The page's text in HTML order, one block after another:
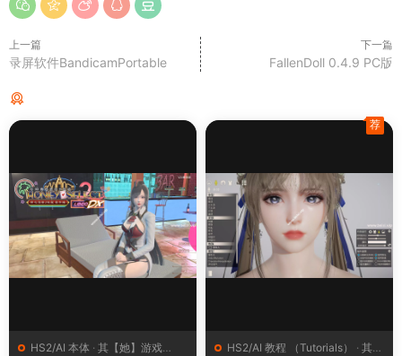
上一篇
录屏软件BandicamPortable
下一篇
FallenDoll 0.4.9 PC版
HS2/AI 本体 · 其【她】游戏
HS2/AI 教程 （Tutorials） · 其
荐